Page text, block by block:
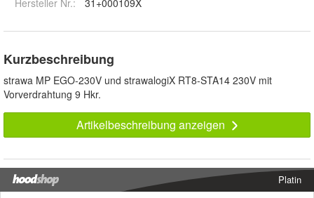
Hersteller Nr.:
31+000109X
Kurzbeschreibung
strawa MP EGO-230V und strawalogiX RT8-STA14 230V mit
Vorverdrahtung 9 Hkr.
Artikelbeschreibung anzeigen
Platin